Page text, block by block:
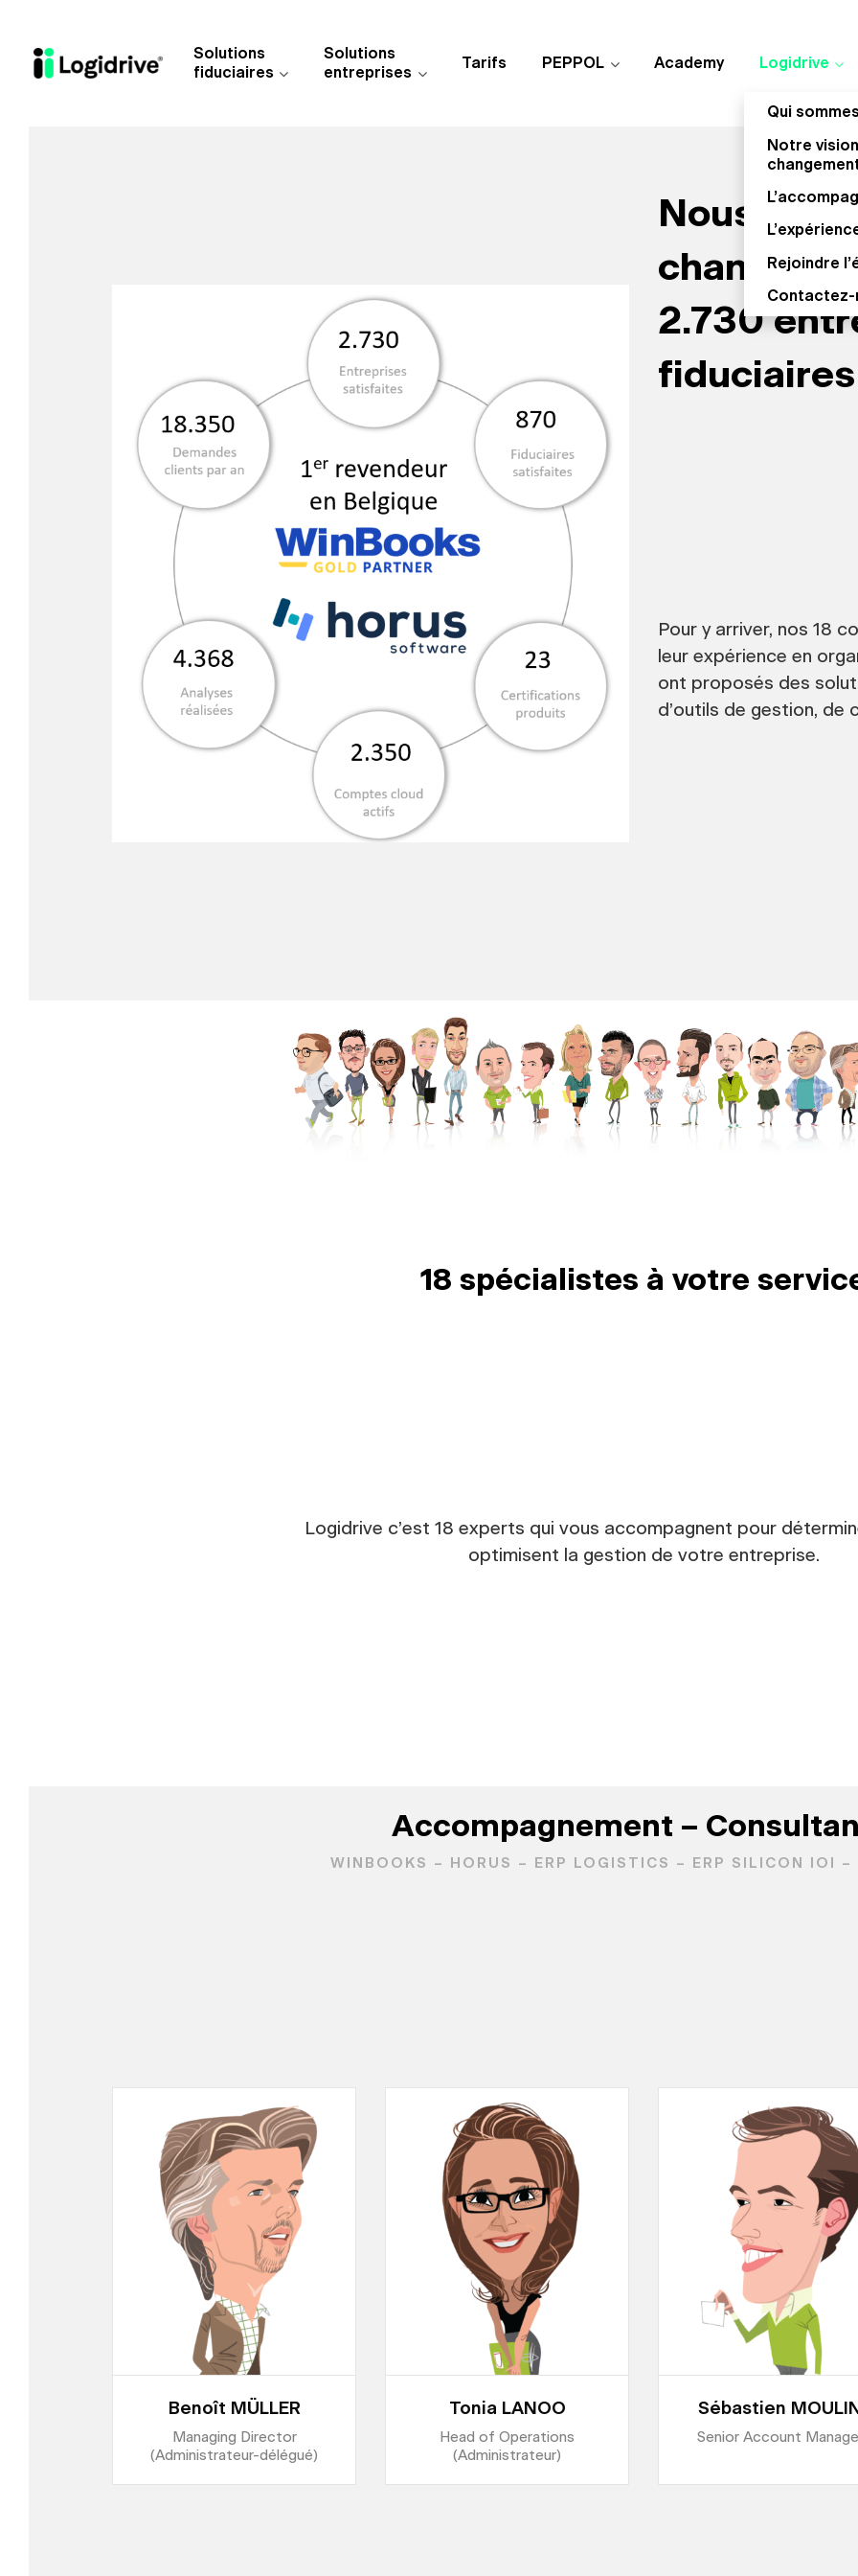
Solutions
fiduciaires
Solutions
entreprises
Tarifs PEPPOL Academy Logidrive
Qui
Notre
Rejoindre
Contactez-
Nous
2.730
fiduciaires
Pour y arriver, nos 18
leur expérience en
ont proposés des
d’outils de gestion,
18 spécialistes à votre
Logidrive c’est 18 experts qui vous accompagnent pour
optimisent la gestion de votre entreprise.
Accompagnement –
WINBOOKS – HORUS – ERP LOGISTICS – ERP SILICON IOI –
Benoît MÜLLER
Managing Director
(Administrateur-délégué)
Tonia LANOO
Head of Operations
(Administrateur)
Sébastien
Senior Account